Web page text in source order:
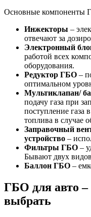
Основные компоненты
Инжекторы –
отвечают за
Электронный
работой всех
оборудования.
Редуктор ГБО –
оптимальном
Мультиклапан/
подачу газа при
поступление газа
топлива в случае
Заправочный
устройство –
Фильтры ГБО –
Бывают двух
Баллон ГБО –
ГБО для авто –
выбрать